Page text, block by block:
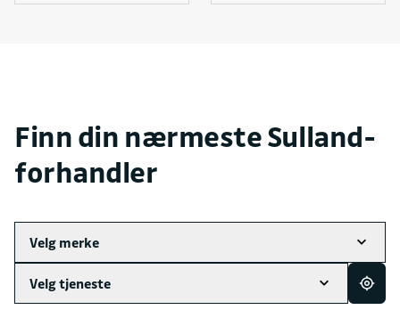
Finn din nærmeste Sulland-
forhandler
Velg merke
Velg tjeneste